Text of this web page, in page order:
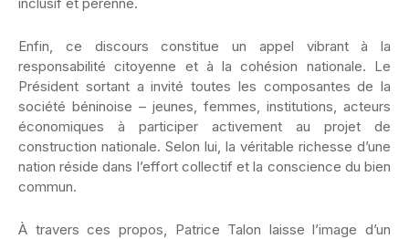
Enfin, ce discours constitue un appel vibrant à la
responsabilité citoyenne et à la cohésion nationale. Le
Président sortant a invité toutes les composantes de la
société béninoise – jeunes, femmes, institutions, acteurs
économiques à participer activement au projet de
construction nationale. Selon lui, la véritable richesse d’une
nation réside dans l’effort collectif et la conscience du bien
commun.
À travers ces propos, Patrice Talon laisse l’image d’un